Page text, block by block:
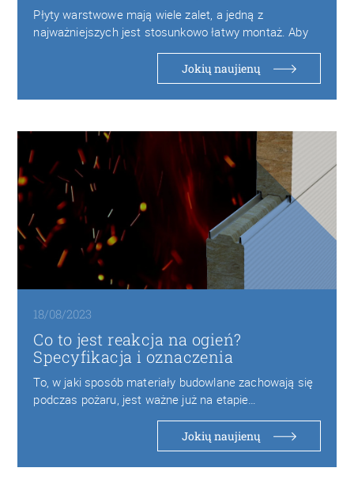
Płyty warstwowe mają wiele zalet, a jedną z
najważniejszych jest stosunkowo łatwy montaż. Aby
Jokių naujienų
18/08/2023
Co to jest reakcja na ogień?
Specyfikacja i oznaczenia
To, w jaki sposób materiały budowlane zachowają się
podczas pożaru, jest ważne już na etapie…
Jokių naujienų